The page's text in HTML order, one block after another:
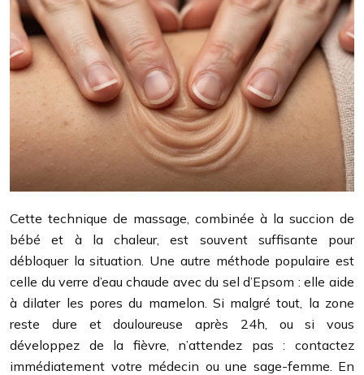
Cette technique de massage, combinée à la succion de
bébé et à la chaleur, est souvent suffisante pour
débloquer la situation. Une autre méthode populaire est
celle du verre d’eau chaude avec du sel d’Epsom : elle aide
à dilater les pores du mamelon. Si malgré tout, la zone
reste dure et douloureuse après 24h, ou si vous
développez de la fièvre, n’attendez pas : contactez
immédiatement votre médecin ou une sage-femme. En